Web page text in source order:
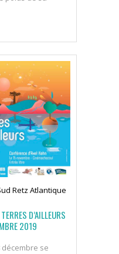
Retz Atlantique
D’AILLEURS
2019
décembre se